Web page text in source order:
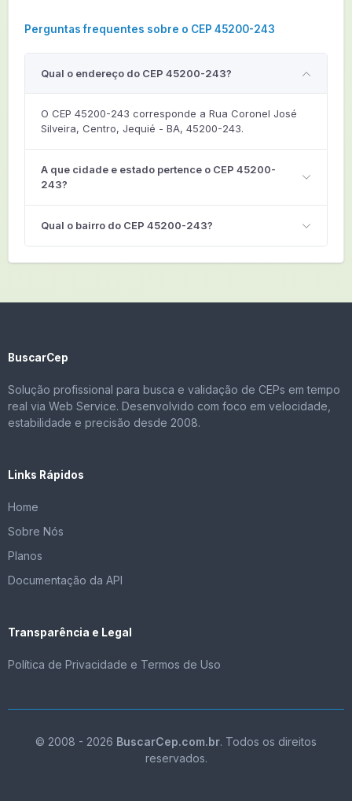
Perguntas frequentes sobre o CEP 45200-243
Qual o endereço do CEP 45200-243?
O CEP 45200-243 corresponde a Rua Coronel José
Silveira, Centro, Jequié - BA, 45200-243.
A que cidade e estado pertence o CEP 45200-
243?
Qual o bairro do CEP 45200-243?
BuscarCep
Solução profissional para busca e validação de CEPs em tempo
real via Web Service. Desenvolvido com foco em velocidade,
estabilidade e precisão desde 2008.
Links Rápidos
Home
Sobre Nós
Planos
Documentação da API
Transparência e Legal
Política de Privacidade e Termos de Uso
© 2008 - 2026 BuscarCep.com.br. Todos os direitos
reservados.